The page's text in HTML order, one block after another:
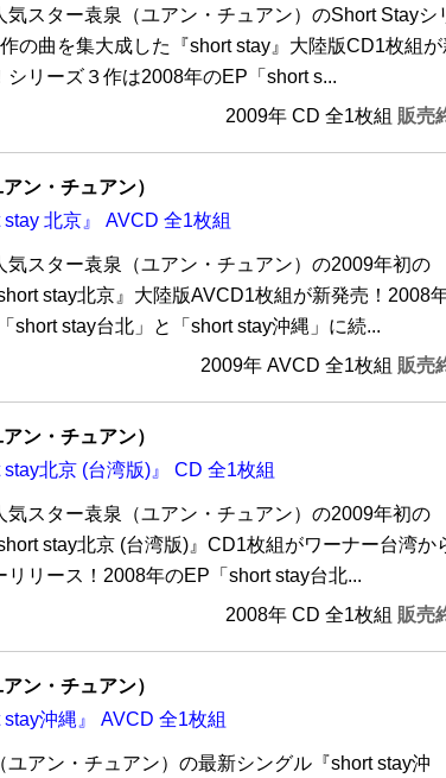
気スター袁泉（ユアン・チュアン）のShort Stayシ
の曲を集大成した『short stay』大陸版CD1枚組が
シリーズ３作は2008年のEP「short s...
2009年 CD 全1枚組 販売
ン・チュアン）
stay 北京』 AVCD 全1枚組
気スター袁泉（ユアン・チュアン）の2009年初の
stay北京』大陸版AVCD1枚組が新発売！2008
short stay台北」と「short stay沖縄」に続...
2009年 AVCD 全1枚組 販売
ン・チュアン）
stay北京 (台湾版)』 CD 全1枚組
気スター袁泉（ユアン・チュアン）の2009年初の
stay北京 (台湾版)』CD1枚組がワーナー台湾か
リリース！2008年のEP「short stay台北...
2008年 CD 全1枚組 販売
ン・チュアン）
stay沖縄』 AVCD 全1枚組
ユアン・チュアン）の最新シングル『short stay沖